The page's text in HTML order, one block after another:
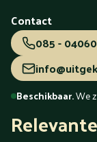
Contact
085 -
Beschikbaar.We